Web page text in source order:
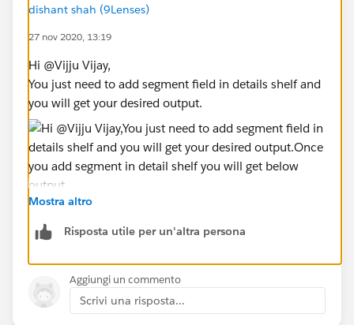
dishant shah (9Lenses)
27 nov 2020, 13:19
Hi @Vijju Vijay​,
You just need to add segment field in details shelf and
you will get your desired output.
Once you add segment in detail shelf you will get
below output.
Let me know if you have any questions.
Mostra altro
Risposta utile per un'altra persona
Aggiungi un commento
Scrivi una risposta...